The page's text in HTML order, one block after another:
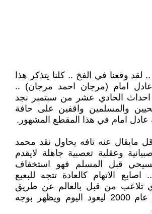
لقد وقعنا في الفخ .. كلنا يتذكر هذا
امام (مرجان احمد مرجان) ..
الحادي عشر من سبتمبر نجد
والمسلمين واقفين على حافة
عادل امام في هذا المقطع المشهور.
مايقال عنه تافه يحاول نقد محمد
وعقلية تعصبية جاهلة لايقدم
قبل المسلم فهو استخفاف
الاتهام كالعادة تتجه للبعبع
تلاعب من قبل بالعالم عن طريق
احداث 11 سبتمبر عام 2000 ليعود اليوم ويظهر بوجه